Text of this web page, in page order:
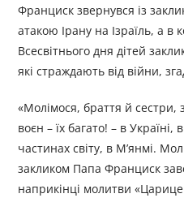
Франциск звернувся із
атакою Ірану на Ізраїль, а в
Всесвітнього дня дітей
які страждають від війни,
«Молімося, браття й сестри,
воєн – їх багато! – в Україні,
частинах світу, в М’янмі.
закликом Папа Франциск
наприкінці молитви